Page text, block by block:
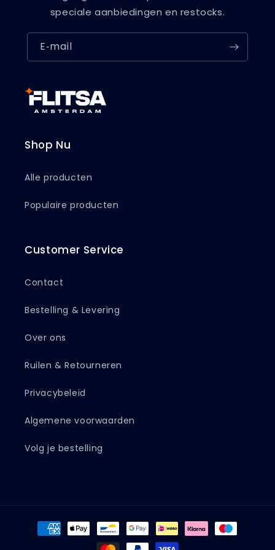
speciale aanbiedingen en restocks.
E‑mail
Shop Nu
Alle producten
Populaire producten
Customer Service
Contact
Bestelling & Levering
Over ons
Ruilen & Retourneren
Privacybeleid
Algemene voorwaarden
Volg je bestelling
Betaalmethoden